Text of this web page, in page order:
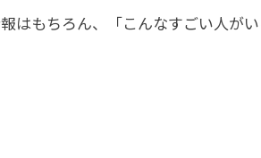
はもちろん、「こんなすごい人が